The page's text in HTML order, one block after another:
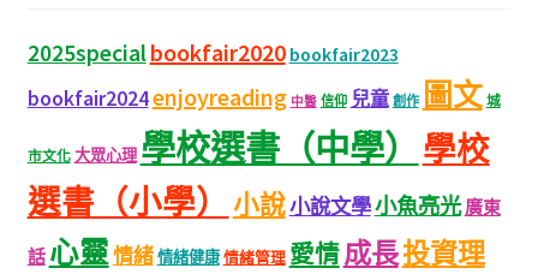
2025specialbookfair2020 bookfair2023
bookfair2024enjoyreading 中醫 信仰 兒童 創作 圖文 城
市文化 大眾心理 學校選書（中學）
學校
選書（小學）
小說小說文學小魚亮光廣東
話 心靈情緒情緒健康情緒管理 愛情成長投資理